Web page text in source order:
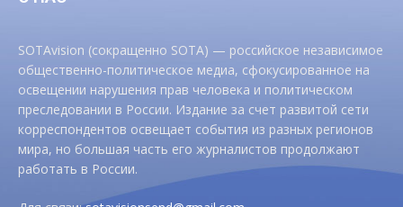
SOTAvision (сокращенно SOTA) — российское независимое
общественно-политическое медиа, сфокусированное на
освещении нарушения прав человека и политическом
преследовании в России. Издание за счет развитой сети
корреспондентов освещает события из разных регионов
мира, но большая часть его журналистов продолжают
работать в России.